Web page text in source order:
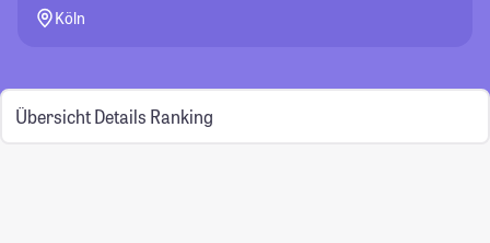
Köln
Übersicht Details Ranking